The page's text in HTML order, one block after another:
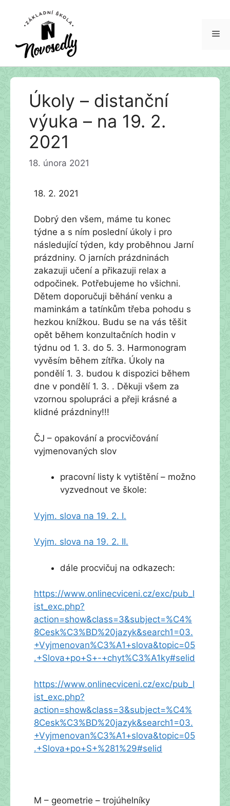
Přeskočit
Úkoly – distanční
výuka – na 19. 2.
2021
18. února 2021
18. 2. 2021
Dobrý den všem, máme tu konec
týdne a s ním poslední úkoly i pro
následující týden, kdy proběhnou Jarní
prázdniny. O jarních prázdninách
zakazuji učení a přikazuji relax a
odpočinek. Potřebujeme ho všichni.
Dětem doporučuji běhání venku a
maminkám a tatínkům třeba pohodu s
hezkou knížkou. Budu se na vás těšit
opět během konzultačních hodin v
týdnu od 1. 3. do 5. 3. Harmonogram
vyvěsím během zítřka. Úkoly na
pondělí 1. 3. budou k dispozici během
dne v pondělí 1. 3. . Děkuji všem za
vzornou spolupráci a přeji krásné a
klidné prázdniny!!!
ČJ – opakování a procvičování
vyjmenovaných slov
pracovní listy k vytištění – možno
vyzvednout ve škole:
Vyjm. slova na 19. 2. I.
Vyjm. slova na 19. 2. II.
dále procvičuj na odkazech:
https://www.onlinecviceni.cz/exc/pub_l
ist_exc.php?
action=show&class=3&subject=%C4%
8Cesk%C3%BD%20jazyk&search1=03.
+Vyjmenovan%C3%A1+slova&topic=05
.+Slova+po+S+-+chyt%C3%A1ky#selid
https://www.onlinecviceni.cz/exc/pub_l
ist_exc.php?
action=show&class=3&subject=%C4%
8Cesk%C3%BD%20jazyk&search1=03.
+Vyjmenovan%C3%A1+slova&topic=05
.+Slova+po+S+%281%29#selid
M – geometrie – trojúhelníky